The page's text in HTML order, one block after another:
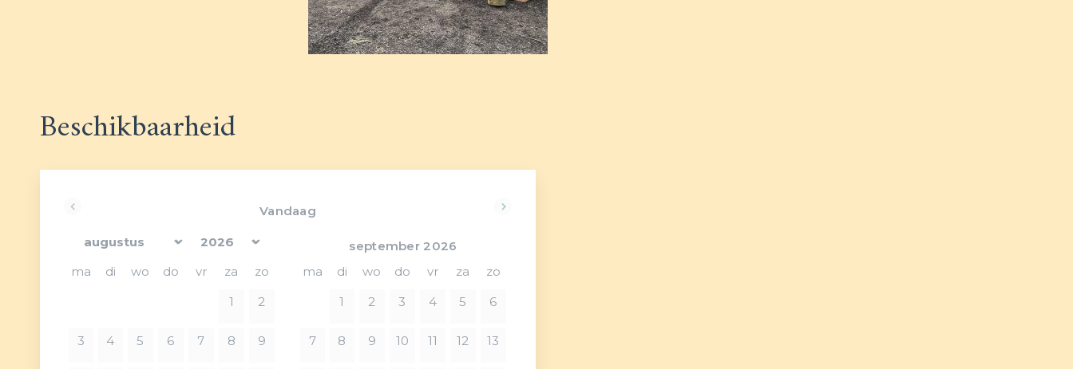
Beschikbaarheid
Vandaag
ma di wo do vr za
zo
1
2
3 4 5 6 7 8 9
september 2026
ma
di wo do vr za
zo
1
2 3 4 5 6
7 8 9 10 11 12 13